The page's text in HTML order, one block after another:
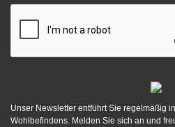
Unser Newsletter entführt Sie regelmäßig
Wohlbefindens. Melden Sie sich an und